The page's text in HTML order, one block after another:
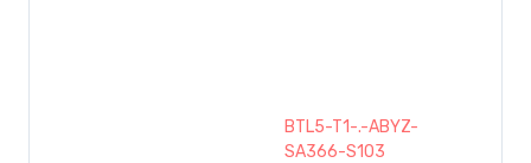
BTL5-T1-.-ABYZ-
SA366-S103